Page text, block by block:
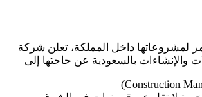
لمشروعاتها داخل المملكة، تعلن شركة
والإنشاءات بالسعودية عن حاجتها إلى